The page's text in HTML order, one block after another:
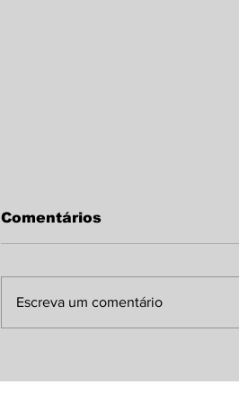
Comentários
Escreva um comentário